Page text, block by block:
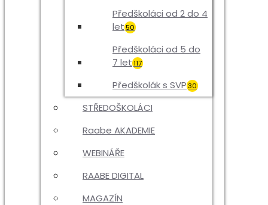
Předškoláci od 2 do 4
let50
Předškoláci od 5 do
7 let117
Předškolák s SVP30
STŘEDOŠKOLÁCI
Raabe AKADEMIE
WEBINÁŘE
RAABE DIGITAL
MAGAZÍN